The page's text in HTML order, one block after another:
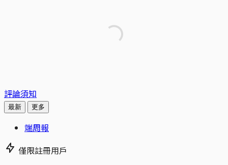
評論須知
最新 更多
端周報
僅限註冊用戶